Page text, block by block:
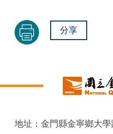
分享
地址：金門縣金寧鄉大學